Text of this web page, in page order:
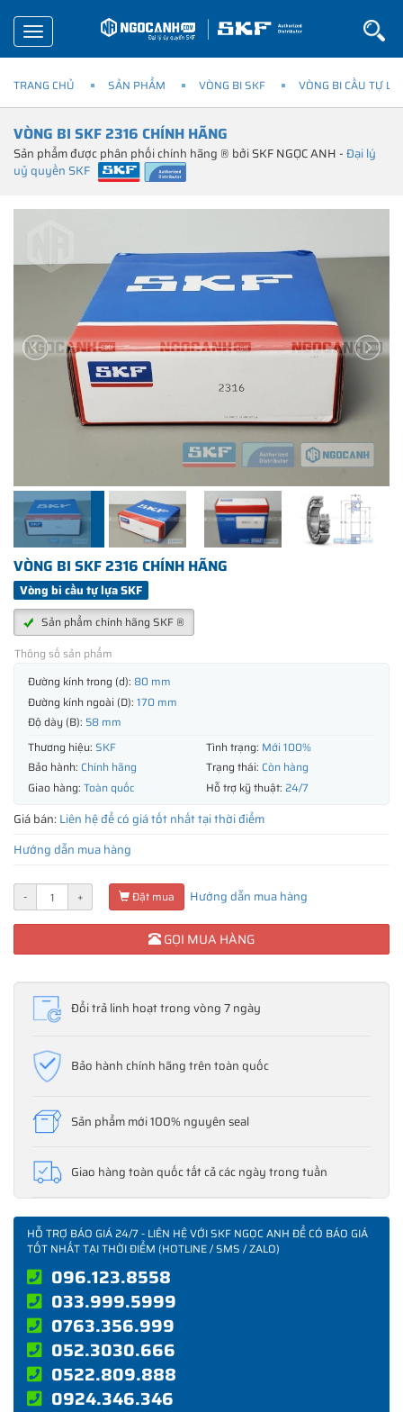
Toggle
navigation
TRANG CHỦ SẢN PHẨM VÒNG BI SKF VÒNG BI CẦU TỰ
VÒNG BI SKF 2316 CHÍNH HÃNG
Sản phẩm được phân phối chính hãng ® bởi SKF NGỌC ANH -Đại lý
uỷ quyền SKF
VÒNG BI SKF 2316 CHÍNH HÃNG
Vòng bi cầu tự lựa SKF
Sản phẩm chính hãng SKF ®
Thông số sản phẩm
Đường kính trong (d): 80 mm
Đường kính ngoài (D): 170 mm
Độ dày (B): 58 mm
Thương hiệu: SKF Tình trạng: Mới 100%
Bảo hành: Chính hãng Trạng thái: Còn hàng
Giao hàng: Toàn quốc Hỗ trợ kỹ thuật: 24/7
Giá bán: Liên hệ để có giá tốt nhất tại thời điểm
Hướng dẫn mua hàng
- + Đặt mua Hướng dẫn mua hàng
GỌI MUA HÀNG
Đổi trả linh hoạt trong vòng 7 ngày
Bảo hành chính hãng trên toàn quốc
Sản phẩm mới 100% nguyên seal
Giao hàng toàn quốc tất cả các ngày trong tuần
HỖ TRỢ BÁO GIÁ 24/7 - LIÊN HỆ VỚI SKF NGỌC ANH ĐỂ CÓ BÁO GIÁ
TỐT NHẤT TẠI THỜI ĐIỂM (HOTLINE / SMS / ZALO)
096.123.8558
033.999.5999
0763.356.999
052.3030.666
0522.809.888
0924.346.346